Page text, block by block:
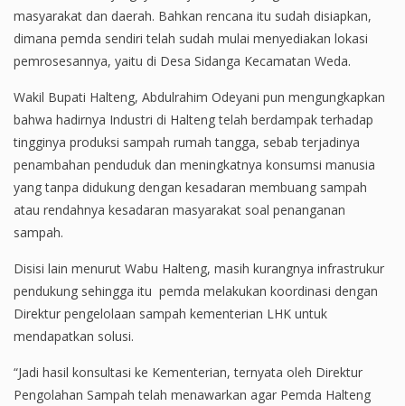
masyarakat dan daerah. Bahkan rencana itu sudah disiapkan,
dimana pemda sendiri telah sudah mulai menyediakan lokasi
pemrosesannya, yaitu di Desa Sidanga Kecamatan Weda.
Wakil Bupati Halteng, Abdulrahim Odeyani pun mengungkapkan
bahwa hadirnya Industri di Halteng telah berdampak terhadap
tingginya produksi sampah rumah tangga, sebab terjadinya
penambahan penduduk dan meningkatnya konsumsi manusia
yang tanpa didukung dengan kesadaran membuang sampah
atau rendahnya kesadaran masyarakat soal penanganan
sampah.
Disisi lain menurut Wabu Halteng, masih kurangnya infrastrukur
pendukung sehingga itu pemda melakukan koordinasi dengan
Direktur pengelolaan sampah kementerian LHK untuk
mendapatkan solusi.
“Jadi hasil konsultasi ke Kementerian, ternyata oleh Direktur
Pengolahan Sampah telah menawarkan agar Pemda Halteng